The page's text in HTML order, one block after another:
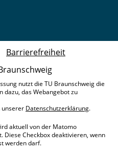
Barrierefreiheit
nutzt die TU Braunschweig die
dazu, das Webangebot zu
unserer Datenschutzerklärung.
aktuell von der Matomo
Diese Checkbox deaktivieren, wenn
werden darf.